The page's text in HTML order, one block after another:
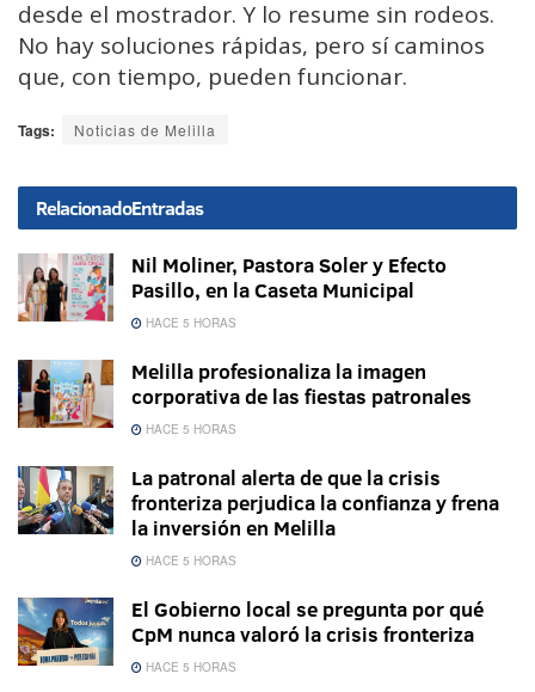
desde el mostrador. Y lo resume sin rodeos.
No hay soluciones rápidas, pero sí caminos
que, con tiempo, pueden funcionar.
Tags: Noticias de Melilla
RelacionadoEntradas
Nil Moliner, Pastora Soler y Efecto
Pasillo, en la Caseta Municipal
HACE 5 HORAS
Melilla profesionaliza la imagen
corporativa de las fiestas patronales
HACE 5 HORAS
La patronal alerta de que la crisis
fronteriza perjudica la confianza y frena
la inversión en Melilla
HACE 5 HORAS
El Gobierno local se pregunta por qué
CpM nunca valoró la crisis fronteriza
HACE 5 HORAS